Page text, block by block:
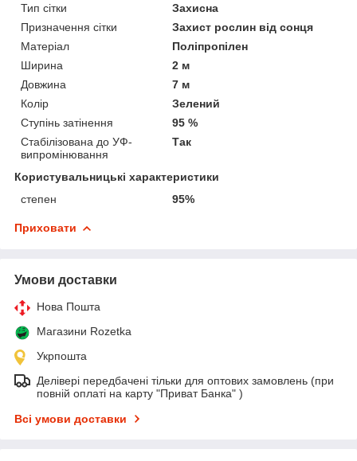
Тип сітки
Захисна
Призначення сітки
Захист рослин від сонця
Матеріал
Поліпропілен
Ширина
2 м
Довжина
7 м
Колір
Зелений
Ступінь затінення
95 %
Стабілізована до УФ-
випромінювання
Так
Користувальницькі характеристики
степен
95%
Приховати
Умови доставки
Нова Пошта
Магазини Rozetka
Укрпошта
Делівері передбачені тільки для оптових замовлень (при
повній оплаті на карту "Приват Банка" )
Всі умови доставки